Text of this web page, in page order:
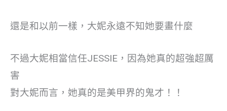
還是和以前一樣，大妮永遠不知她要畫什麼
不過大妮相當信任JESSIE，因為她真的超強超厲
害
對大妮而言，她真的是美甲界的鬼才！！